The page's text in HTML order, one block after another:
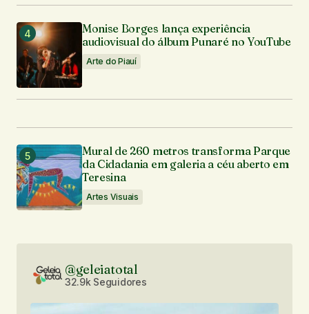
Monise Borges lança experiência
audiovisual do álbum Punaré no YouTube
Arte do Piauí
Mural de 260 metros transforma Parque
da Cidadania em galeria a céu aberto em
Teresina
Artes Visuais
@geleiatotal
32.9k Seguidores